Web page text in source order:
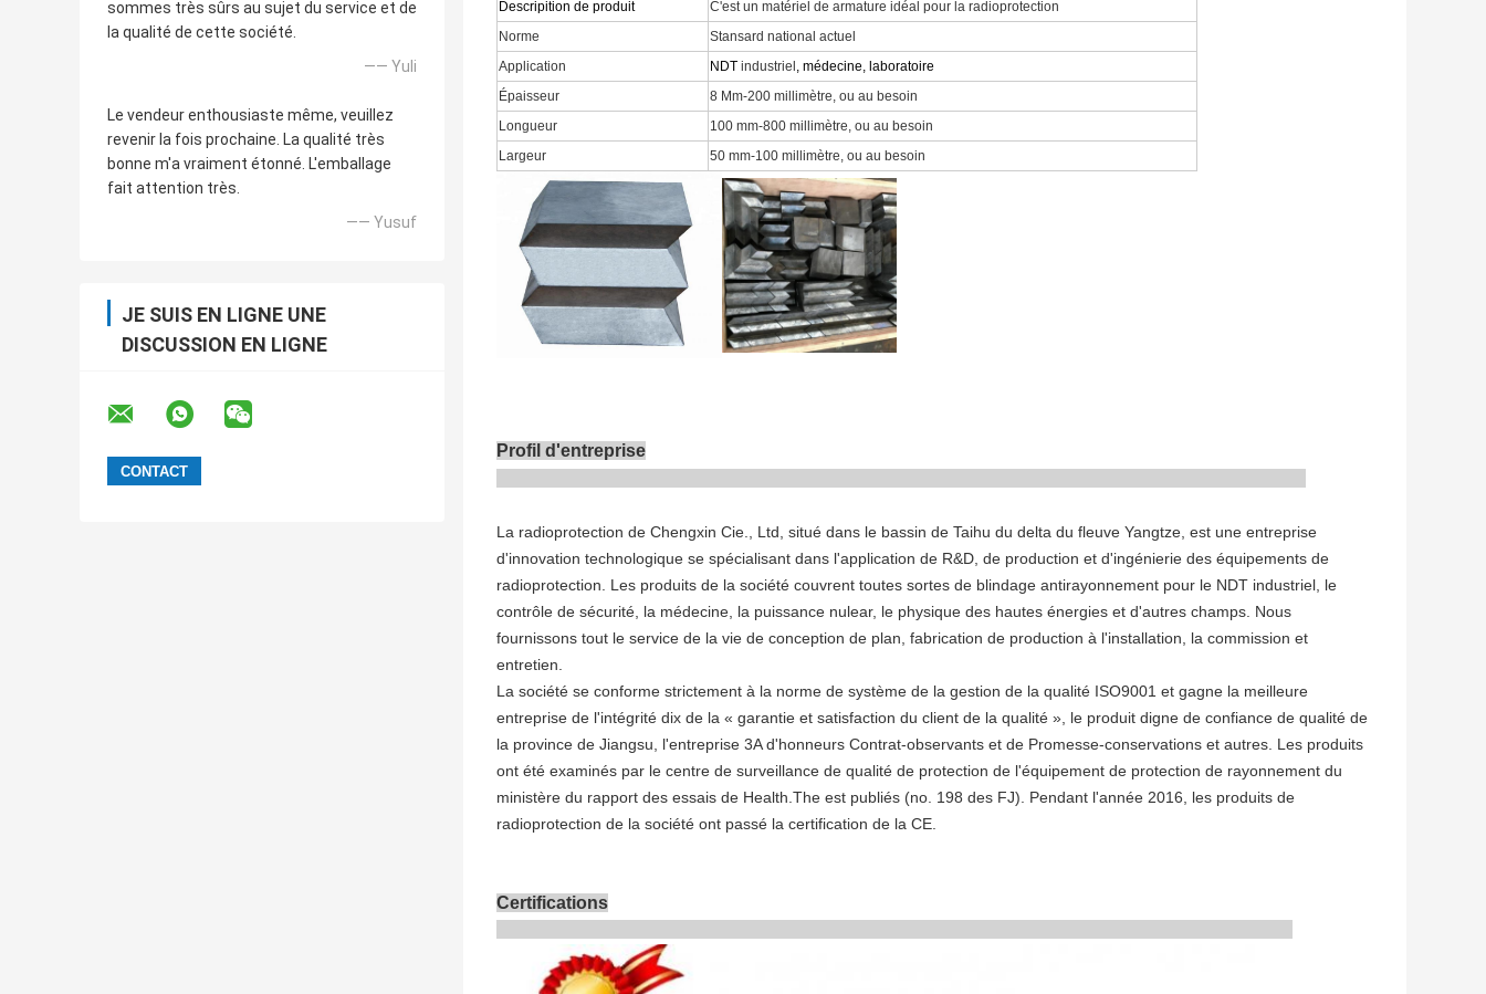
sommes très sûrs au sujet du service et de
la qualité de cette société.
—— Yuli
Le vendeur enthousiaste même, veuillez
revenir la fois prochaine. La qualité très
bonne m'a vraiment étonné. L'emballage
fait attention très.
—— Yusuf
JE SUIS EN LIGNE UNE
DISCUSSION EN LIGNE
Descripition de produit
C'est un matériel de armature idéal pour la radioprotection
Norme
Stansard national actuel
Application
NDT industriel , médecine, laboratoire
Épaisseur
8 Mm-200 millimètre, ou au besoin
Longueur
100 mm-800 millimètre, ou au besoin
Largeur
50 mm-100 millimètre, ou au besoin
Profil d'entreprise
La radioprotection de Chengxin Cie., Ltd, situé dans le bassin de Taihu du delta du fleuve Yangtze, est une entreprise
d'innovation technologique se spécialisant dans l'application de R&D, de production et d'ingénierie des équipements de
radioprotection. Les produits de la société couvrent toutes sortes de blindage antirayonnement pour le NDT industriel, le
contrôle de sécurité, la médecine, la puissance nulear, le physique des hautes énergies et d'autres champs. Nous
fournissons tout le service de la vie de conception de plan, fabrication de production à l'installation, la commission et
entretien.
La société se conforme strictement à la norme de système de la gestion de la qualité ISO9001 et gagne la meilleure
entreprise de l'intégrité dix de la « garantie et satisfaction du client de la qualité », le produit digne de confiance de qualité de
la province de Jiangsu, l'entreprise 3A d'honneurs Contrat-observants et de Promesse-conservations et autres. Les produits
ont été examinés par le centre de surveillance de qualité de protection de l'équipement de protection de rayonnement du
ministère du rapport des essais de Health.The est publiés (no. 198 des FJ). Pendant l'année 2016, les produits de
radioprotection de la société ont passé la certification de la CE.
Certifications